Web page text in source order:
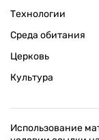
Технологии
Среда обитания
Церковь
Культура
Использование